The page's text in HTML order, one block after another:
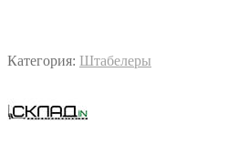
Категория: Штабелеры